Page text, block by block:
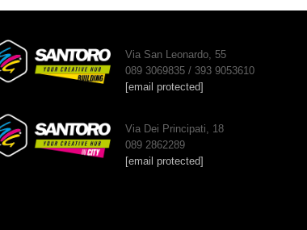
Via San Leonardo, 55
089 3069835 / 393 9053610
[email protected]
Via Dei Principati, 18
089 2862289
[email protected]